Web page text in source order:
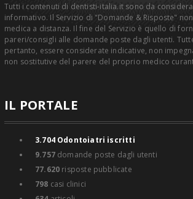
Tutti i contenuti di dentisti-italia.it sono da
informativo. Il Servizio di "Domande & Risposte"
medica a distanza. Il fine del Servizio è quello di
pareri/consigli alle domande poste dagli utenti.
pertanto, essere considerate indicative, non
non sostitutive del parere del proprio medico
IL PORTALE
3.704Odontoiatri iscritti
9.757domande poste dagli utenti
77.620 risposte pubblicate
798 casi clinici